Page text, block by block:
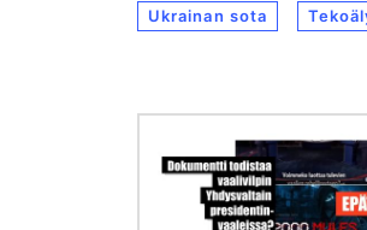
Ukrainan sota